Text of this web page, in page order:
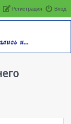
Вход
Регистрация